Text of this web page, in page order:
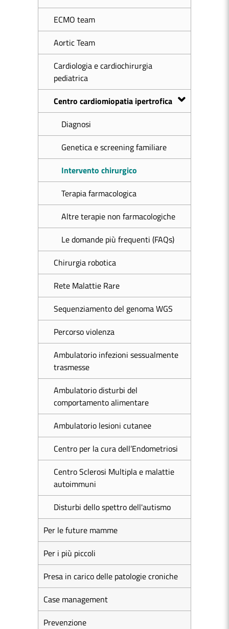
ECMO team
Aortic Team
Cardiologia e cardiochirurgia
pediatrica
Centro cardiomiopatia ipertrofica
Diagnosi
Genetica e screening familiare
Intervento chirurgico
Terapia farmacologica
Altre terapie non farmacologiche
Le domande più frequenti (FAQs)
Chirurgia robotica
Rete Malattie Rare
Sequenziamento del genoma WGS
Percorso violenza
Ambulatorio infezioni sessualmente
trasmesse
Ambulatorio disturbi del
comportamento alimentare
Ambulatorio lesioni cutanee
Centro per la cura dell’Endometriosi
Centro Sclerosi Multipla e malattie
autoimmuni
Disturbi dello spettro dell'autismo
Per le future mamme
Per i più piccoli
Presa in carico delle patologie croniche
Case management
Prevenzione